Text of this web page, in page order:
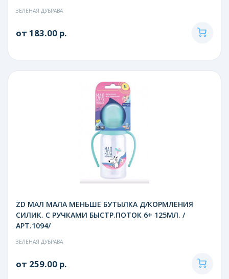
ЗЕЛЕНАЯ ДУБРАВА
от 183.00 р.
ZD МАЛ МАЛА МЕНЬШЕ БУТЫЛКА Д/КОРМЛЕНИЯ
СИЛИК. С РУЧКАМИ БЫСТР.ПОТОК 6+ 125МЛ. /
АРТ.1094/
ЗЕЛЕНАЯ ДУБРАВА
от 259.00 р.